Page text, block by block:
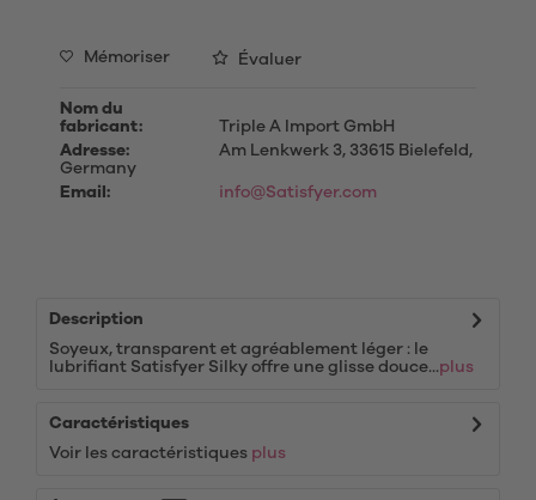
Mémoriser Évaluer
Nom du
fabricant:
Triple A Import GmbH
Adresse:
Am Lenkwerk 3, 33615 Bielefeld,
Germany
Email:
info@Satisfyer.com
Description
Soyeux, transparent et agréablement léger : le
lubrifiant Satisfyer Silky offre une glisse douce...plus
Caractéristiques
Voir les caractéristiques plus